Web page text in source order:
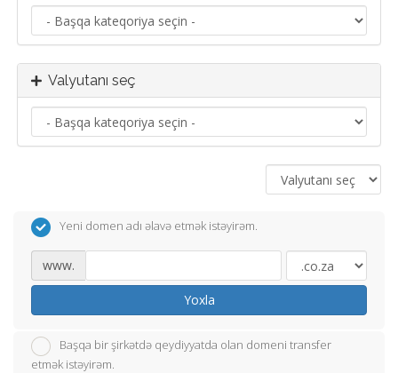
Valyutanı seç
Yeni domen adı əlavə etmək istəyirəm.
www.
Yoxla
Başqa bir şirkətdə qeydiyyatda olan domeni transfer
etmək istəyirəm.